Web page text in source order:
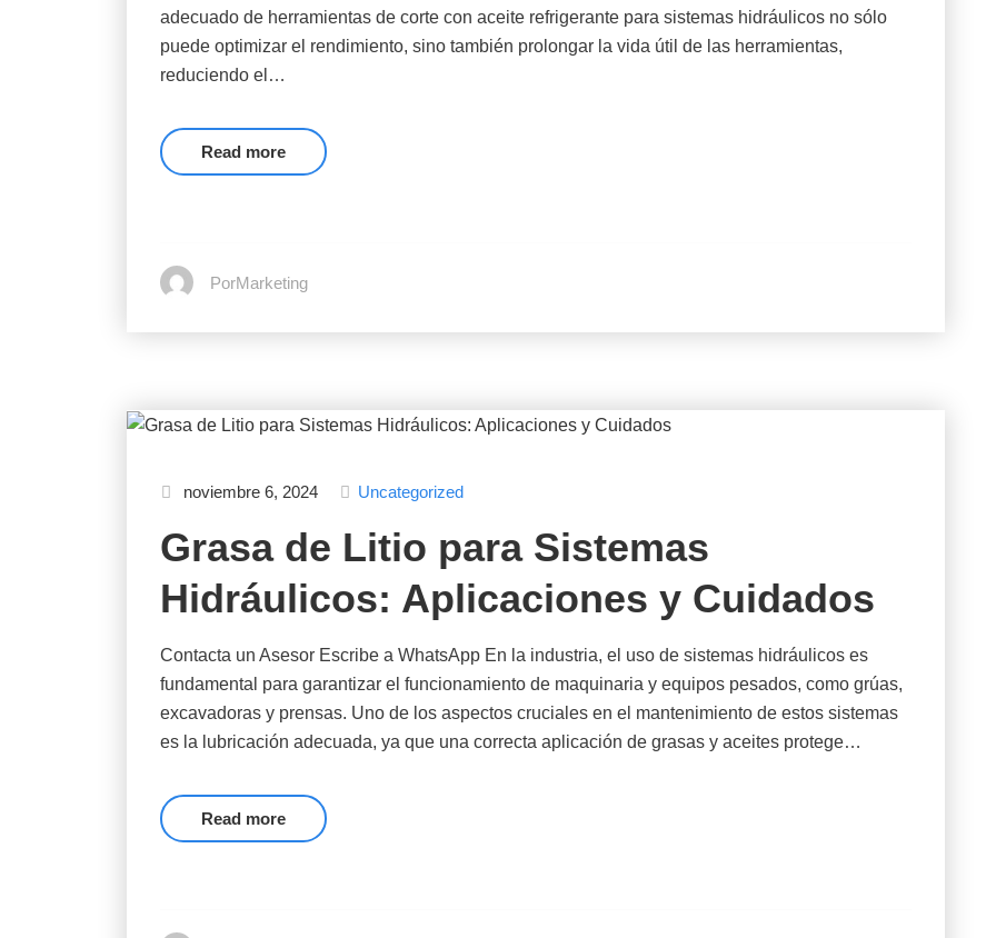
adecuado de herramientas de corte con aceite refrigerante para sistemas hidráulicos no sólo
puede optimizar el rendimiento, sino también prolongar la vida útil de las herramientas,
reduciendo el…
Read more
PorMarketing
noviembre 6, 2024 Uncategorized
Grasa de Litio para Sistemas
Hidráulicos: Aplicaciones y Cuidados
Contacta un Asesor Escribe a WhatsApp En la industria, el uso de sistemas hidráulicos es
fundamental para garantizar el funcionamiento de maquinaria y equipos pesados, como grúas,
excavadoras y prensas. Uno de los aspectos cruciales en el mantenimiento de estos sistemas
es la lubricación adecuada, ya que una correcta aplicación de grasas y aceites protege…
Read more